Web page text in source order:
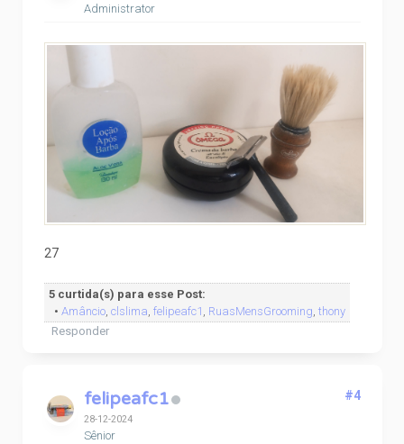
Administrator
27
5 curtida(s) para esse Post:
• Amâncio, clslima, felipeafc1 , RuasMensGrooming, thony
Responder
felipeafc1
28-12-2024
Sênior
#4